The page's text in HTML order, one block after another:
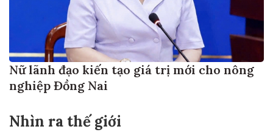
Nữ lãnh đạo kiến tạo giá trị mới cho nông
nghiệp Đồng Nai
Nhìn ra thế giới